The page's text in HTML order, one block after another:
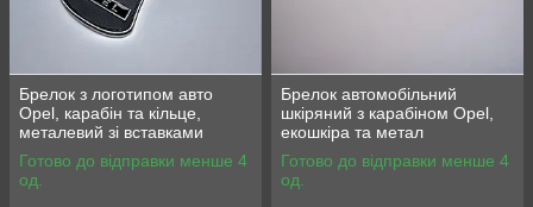
Брелок з логотипом авто
Opel, карабін та кільце,
металевий зі вставками
натуральної шкіри.
Готово до відправки менше 4
од.
Брелок автомобільний
шкіряний з карабіном Opel,
екошкіра та метал
Готово до відправки менше 4
од.